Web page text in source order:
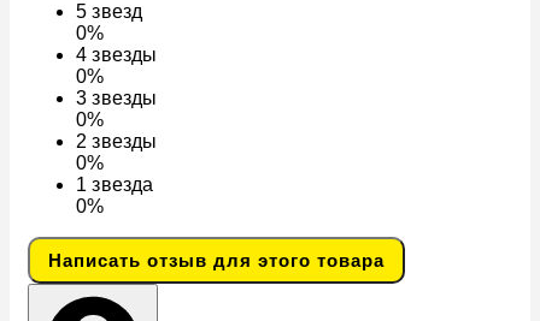
5звезд
0%
4звезды
0%
3звезды
0%
2звезды
0%
1звезда
0%
Написать отзыв для этого товара